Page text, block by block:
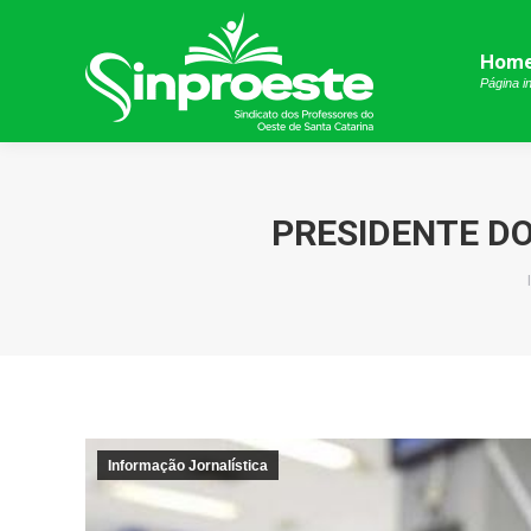
Página
PRESIDENTE
Informação Jornalística
Página